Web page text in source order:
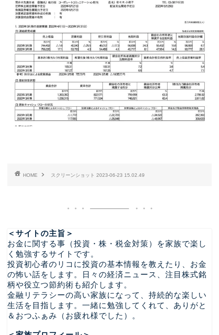
HOME スクリーンショット 2023-06-23 15.02.49
＜サイトの主旨＞
お金に関する事（投資・株・税金対策）を家族で楽し
く勉強するサイトです。
投資初心者のリコに投資の基本情報を教えたり、お金
の怖い話をします。日々の経済ニュース、注目株式銘
柄や役立つ節約術も紹介します。
金融リテラシーの高い家族になって、持続的な楽しい
生活を目指します。一緒に勉強してくれて、ありがと
＆おつふぁみ（お疲れ様でした）。